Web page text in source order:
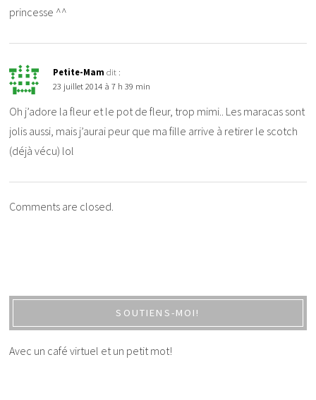
princesse ^^
Petite-Mam dit :
23 juillet 2014 à 7 h 39 min
Oh j’adore la fleur et le pot de fleur, trop mimi.. Les maracas sont
jolis aussi, mais j’aurai peur que ma fille arrive à retirer le scotch
(déjà vécu) lol
Comments are closed.
SOUTIENS-MOI!
Avec un café virtuel et un petit mot!